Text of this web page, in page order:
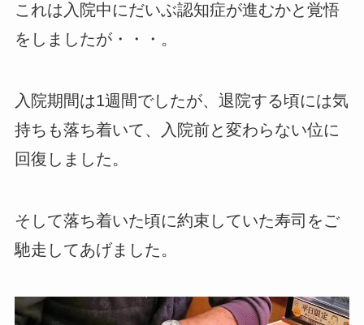
これは入院中にだいぶ認知症が進むかと覚悟
をしましたが・・・。
入院期間は1週間でしたが、退院する頃には気
持ちも落ち着いて、入院前と変わらない位に
回復しました。
そして落ち着いた頃に約束していた寿司をご
馳走してあげました。